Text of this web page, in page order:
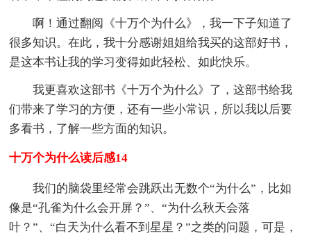
啊！通过翻阅《十万个为什么》，我一下子知道了
很多知识。在此，我十分感谢姐姐给我买的这部好书，
是这本书让我的学习变得如此轻松、如此快乐。
我更喜欢这部书《十万个为什么》了，这部书给我
们带来了学习的方便，还有一些小常识，所以我以后要
多看书，了解一些方面的知识。
十万个为什么读后感14
我们的脑袋里经常会跳跃出无数个“为什么”，比如
像是“孔雀为什么会开屏？”、“为什么秋天会落
叶？”、“白天为什么看不到星星？”之类的问题，可是，